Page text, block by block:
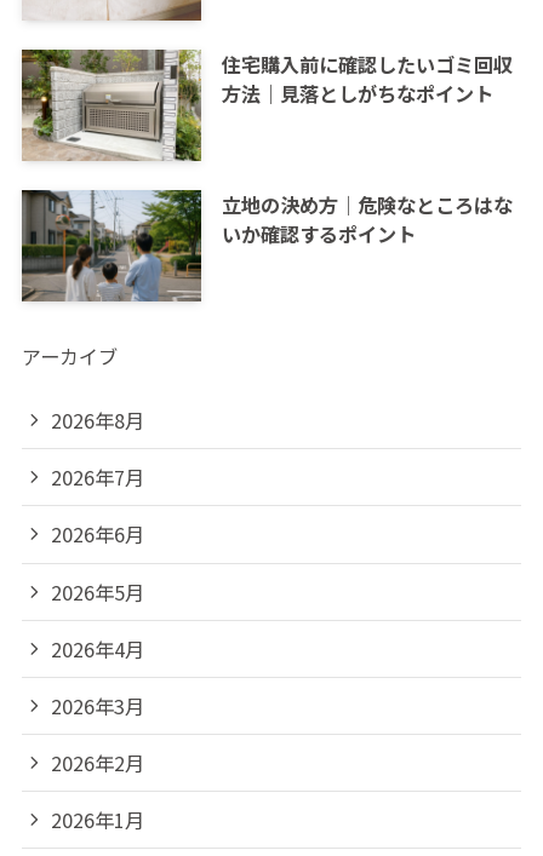
住宅購入前に確認したいゴミ回収
方法｜見落としがちなポイント
立地の決め方｜危険なところはな
いか確認するポイント
アーカイブ
2026年8月
2026年7月
2026年6月
2026年5月
2026年4月
2026年3月
2026年2月
2026年1月